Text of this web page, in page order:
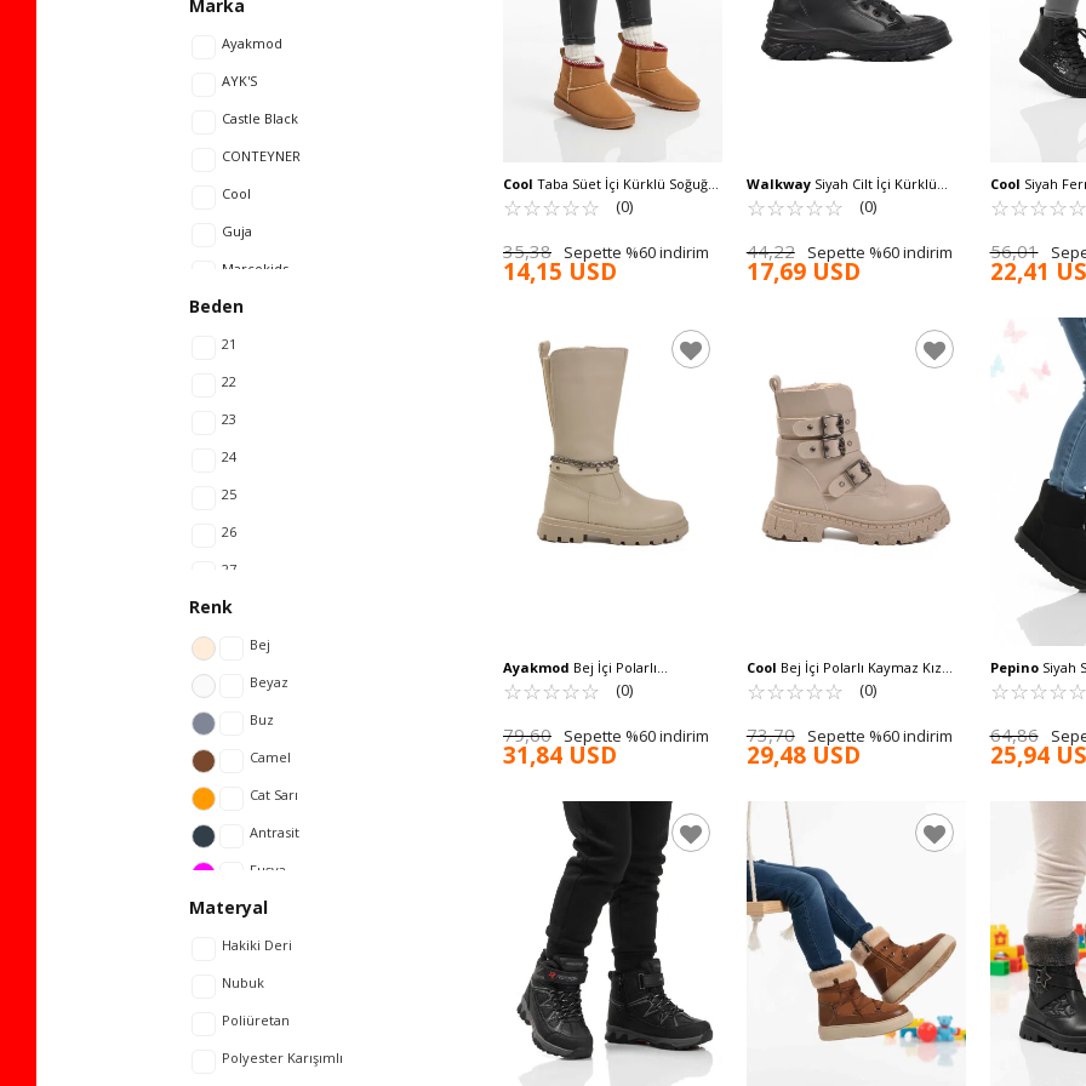
Marka
Ayakmod
AYK'S
Castle Black
CONTEYNER
Cool
Guja
Marcokids
Mc Jamper
Pepino
Promax
Scooter
United Colors Of Benetton
Walkway
Beden
21
22
23
24
25
26
27
28
36
37
38
39
40
Renk
Bej
Beyaz
Buz
Camel
Cat Sarı
Antrasit
Fuşya
Gri
Gümüş
Haki
Kahve
Kum
Materyal
Hakiki Deri
Nubuk
Poliüretan
Polyester Karışımlı
Cool Taba Süet İçi Kürklü Soğuğa
Dirençli Kız Çocuk Bot Ugy F
☆☆☆☆☆
★★★★★ (0)
35,38 Sepette %60 indirim
14,15 USD
WalkwaySiyah Cilt İçi Kürklü
Kadın Bot Serpentis Z
☆☆☆☆☆
★★★★★ (0)
44,22 Sepette %60 indirim
17,69 USD
Cool Siyah
Kaymaz Taban
Cool Aisha F
☆☆☆☆☆
★★★★★
56,01
22,41
Ayakmod Bej İçi Polarlı
Fermuarlı Kız Çocuk Çizme Cool
Paris-26K F
☆☆☆☆☆
★★★★★ (0)
79,60 Sepette %60 indirim
31,84 USD
Cool Bej İçi Polarlı Kaymaz Kız
Çocuk Bot Caneda F
☆☆☆☆☆
★★★★★ (0)
73,70 Sepette %60 indirim
29,48 USD
PepinoSiyah
Soğuğa
2096 F
☆☆☆☆☆
★★★★★
64,86
25,94